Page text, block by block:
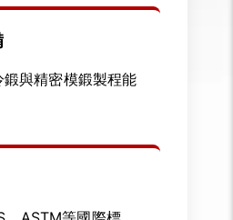
與精密模鍛製程能